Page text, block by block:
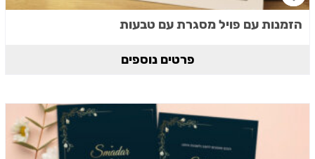
הזמנות עם פויל מסגרת עם טבעות
פרטים נוספים